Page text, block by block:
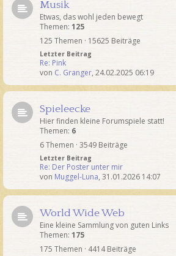
Musik
Etwas, das wohl jeden bewegt
Themen: 125
125 Themen · 15625 Beiträge
Letzter Beitrag
Re: Pink
von C. Granger, 24.02.2025 06:19
Spieleecke
Hier finden kleine Forumspiele statt!
Themen: 6
6 Themen · 3549 Beiträge
Letzter Beitrag
Re: Der Poster unter mir
von Muggel-Luna, 31.01.2026 14:07
World Wide Web
Eine kleine Sammlung von guten Links
Themen: 175
175 Themen · 4414 Beiträge